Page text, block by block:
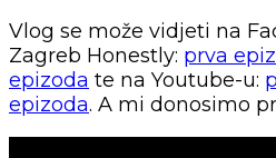
Vlog se može vidjeti na
Zagreb Honestly: prva
epizoda te na Youtube-u:
epizoda. A mi donosimo